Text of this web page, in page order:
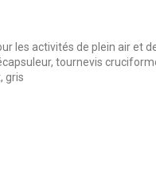
les activités de plein air et
tournevis
gris